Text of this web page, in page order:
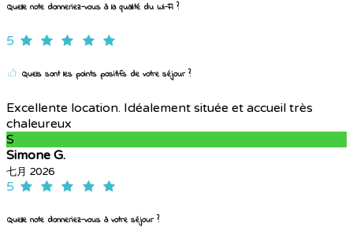
Quelle note donneriez-vous à la qualité du Wi-Fi ?
5
Quels sont les points positifs de votre séjour ?
Excellente location. Idéalement située et accueil très
chaleureux
S
Simone G.
七月 2026
5
Quelle note donneriez-vous à votre séjour ?